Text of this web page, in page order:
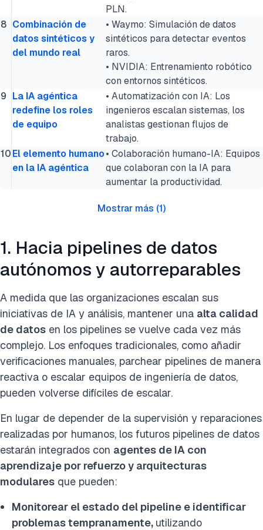
PLN.
8 Combinación de
datos sintéticos y
del mundo real
• Waymo: Simulación de datos
sintéticos para detectar eventos
raros.
• NVIDIA: Entrenamiento robótico
con entornos sintéticos.
9 La IA agéntica
redefine los roles
de equipo
• Automatización con IA: Los
ingenieros escalan sistemas, los
analistas gestionan flujos de
trabajo.
10El elemento humano
en la IA agéntica
• Colaboración humano-IA: Equipos
que colaboran con la IA para
aumentar la productividad.
Mostrar más (1)
1. Hacia pipelines de datos
autónomos y autorreparables
A medida que las organizaciones escalan sus
iniciativas de IA y análisis, mantener una alta calidad
de datos en los pipelines se vuelve cada vez más
complejo. Los enfoques tradicionales, como añadir
verificaciones manuales, parchear pipelines de manera
reactiva o escalar equipos de ingeniería de datos,
pueden volverse difíciles de escalar.
En lugar de depender de la supervisión y reparaciones
realizadas por humanos, los futuros pipelines de datos
estarán integrados con agentes de IA con
aprendizaje por refuerzo y arquitecturas
modulares que pueden:
Monitorear el estado del pipeline e identificar
problemas tempranamente, utilizando